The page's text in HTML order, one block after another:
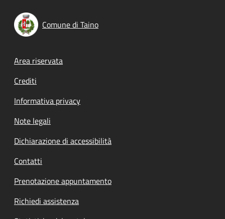
Comune di Taino
Footer menu
Area riservata
Crediti
Informativa privacy
Note legali
Dichiarazione di accessibilità
Contatti
Prenotazione appuntamento
Richiedi assistenza